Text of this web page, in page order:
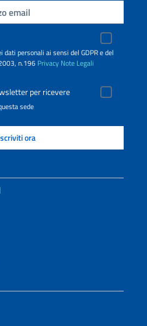
personali ai sensi del GDPR e del
n.196 Privacy Note Legali
per ricevere
sede